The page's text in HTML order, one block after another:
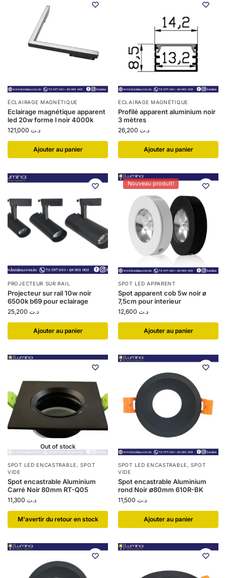
ÉCLAIRAGE MAGNÉTIQUE
Eclairage magnétique apparent
led 20w forme l noir 4000k
د.ت
Ajouter au panier
ÉCLAIRAGE MAGNÉTIQUE
Profilé apparent aluminium noir
3 mètres
د.ت
Ajouter au panier
PROJECTEUR SUR RAIL
Projecteur sur rail 10w noir
6500k b69 pour eclairage
د.ت
Ajouter au panier
Nouveau produit!
SPOT LED APPARENT
Spot apparent cob 5w noir ø
7,5cm pour interieur
د.ت
Ajouter au panier
Out of stock
SPOT LED ENCASTRABLE,SPOT
VIDE
Spot encastrable Aluminium
Carré Noir 80mm RT-Q05
د.ت
​M'avertir du retour en stock
SPOT LED ENCASTRABLE,SPOT
VIDE
Spot encastrable Aluminium
rond Noir ∅80mm 610R-BK
د.ت
Ajouter au panier